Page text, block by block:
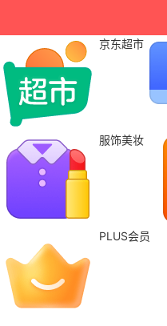
京东超市
服饰美妆
PLUS会员